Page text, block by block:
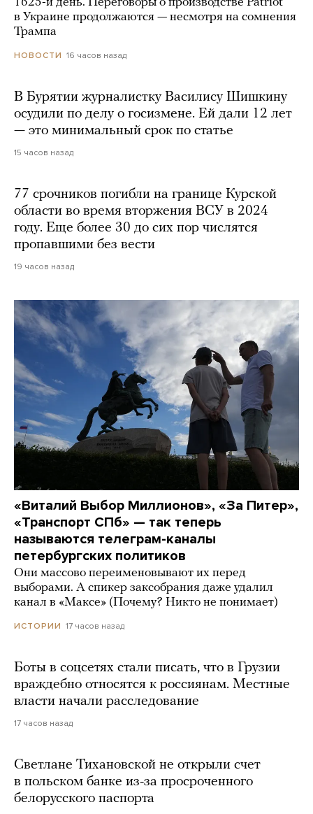
в Украине продолжаются — несмотря на сомнения
Трампа
НОВОСТИ 16 часов назад
В Бурятии журналистку Василису Шишкину
осудили по делу о госизмене. Ей дали 12 лет
— это минимальный срок по статье
15 часов назад
77 срочников погибли на границе Курской
области во время вторжения ВСУ в 2024
году. Еще более 30 до сих пор числятся
пропавшими без вести
19 часов назад
«Виталий Выбор Миллионов», «За Питер»,
«Транспорт СПб» — так теперь
называются телеграм-каналы
петербургских политиков
Они массово переименовывают их перед
выборами. А спикер заксобрания даже удалил
канал в «Максе» (Почему? Никто не понимает)
ИСТОРИИ 17 часов назад
Боты в соцсетях стали писать, что в Грузии
враждебно относятся к россиянам. Местные
власти начали расследование
17 часов назад
Светлане Тихановской не открыли счет
в польском банке из-за просроченного
белорусского паспорта